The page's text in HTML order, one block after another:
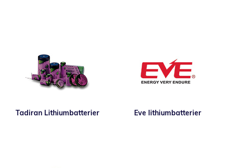
Tadiran Lithiumbatterier Eve lithiumbatterier